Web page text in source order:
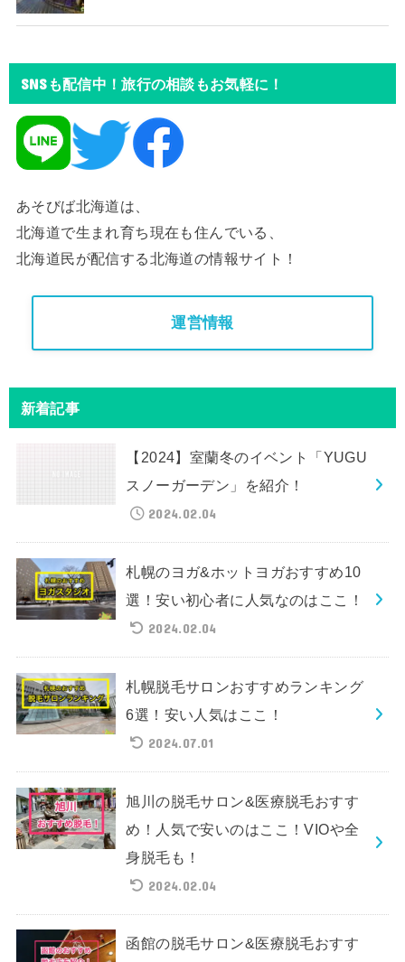
SNSも配信中！旅行の相談もお気軽に！
あそびば北海道は、
北海道で生まれ育ち現在も住んでいる、
北海道民が配信する北海道の情報サイト！
運営情報
新着記事
【2024】室蘭冬のイベント「YUGU
スノーガーデン」を紹介！
2024.02.04
札幌のヨガ&ホットヨガおすすめ10
選！安い初心者に人気なのはここ！
2024.02.04
札幌脱毛サロンおすすめランキング
6選！安い人気はここ！
2024.07.01
旭川の脱毛サロン&医療脱毛おすす
め！人気で安いのはここ！VIOや全
身脱毛も！
2024.02.04
函館の脱毛サロン&医療脱毛おすす